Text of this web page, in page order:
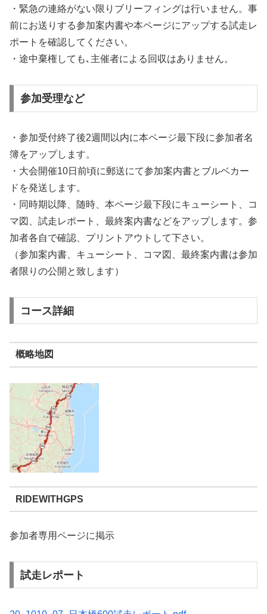
・緊急の連絡がない限りブリーフィングは行いません。事
前にお送りする参加案内書や本ページにアップする試走レ
ポートを確認してください。
・途中棄権しても､主催者による回収はありません。
参加受理など
・参加受付終了後2週間以内に本ページ最下段に参加者名
簿をアップします。
・大会開催10日前頃に郵送にて参加案内書とブルベカー
ドを発送します。
・同時期以降、随時、本ページ最下段にキューシート、コ
マ図、試走レポート、最終案内書などをアップします。参
加者各自で確認、プリントアウトして下さい。
（参加案内書、キューシート、コマ図、最終案内書は参加
者限りの公開と致します）
コース詳細
概略地図
RIDEWITHGPS
参加者専用ページに掲示
試走レポート